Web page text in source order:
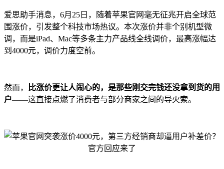
爱思助手消息，6月25日，随着苹果官网毫无征兆开启全球范
围涨价，引发整个科技市场热议。本次涨价并非个别机型微
调，而是iPad、Mac等多条主力产品线全线调价，最高涨幅达
到4000元，调价力度空前。
然而，
比涨价更让人闹心的，是那些刚交完钱还没拿到货的用
户——这直接点燃了消费者与部分商家之间的导火索。